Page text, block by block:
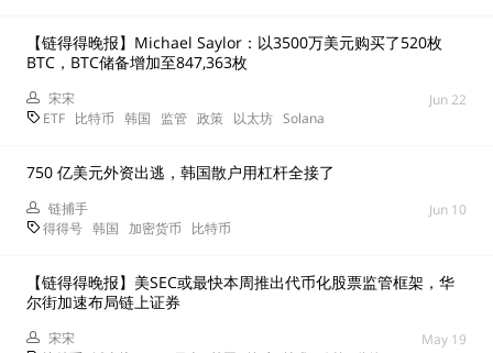
【链得得晚报】Michael Saylor：以3500万美元购买了520枚
BTC，BTC储备增加至847,363枚
宋宋
Jun 22
ETF 比特币 韩国 监管 政策 以太坊 Solana
750 亿美元外资出逃，韩国散户用杠杆全接了
链捕手
Jun 10
得得号 韩国 加密货币 比特币
【链得得晚报】美SEC或最快本周推出代币化股票监管框架，华
尔街加速布局链上证券
宋宋
May 19